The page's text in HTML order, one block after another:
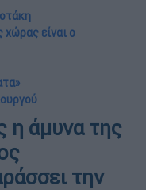
χώρας είναι ο
η άμυνα της
την